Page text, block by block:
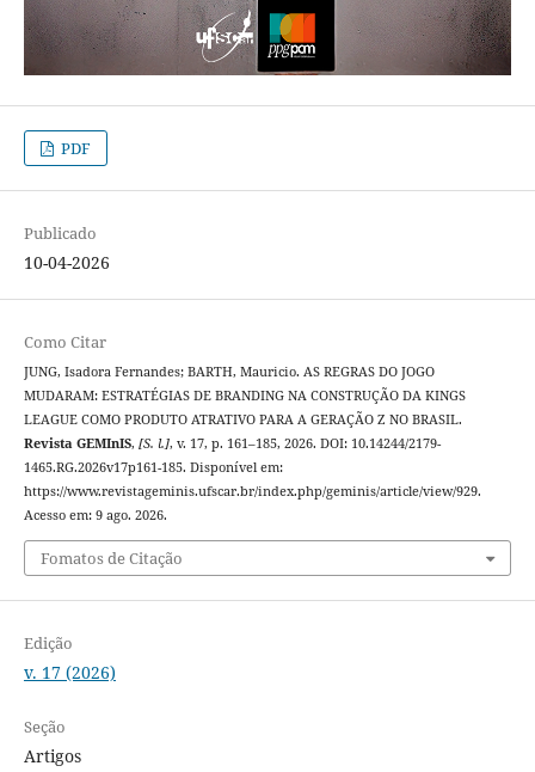
PDF
Publicado
10-04-2026
Como Citar
JUNG, Isadora Fernandes; BARTH, Mauricio. AS REGRAS DO JOGO
MUDARAM: ESTRATÉGIAS DE BRANDING NA CONSTRUÇÃO DA KINGS
LEAGUE COMO PRODUTO ATRATIVO PARA A GERAÇÃO Z NO BRASIL.
Revista GEMInIS, [S. l.], v. 17, p. 161–185, 2026. DOI: 10.14244/2179-
1465.RG.2026v17p161-185. Disponível em:
https://www.revistageminis.ufscar.br/index.php/geminis/article/view/929.
Acesso em: 9 ago. 2026.
Fomatos de Citação
Edição
v. 17 (2026)
Seção
Artigos